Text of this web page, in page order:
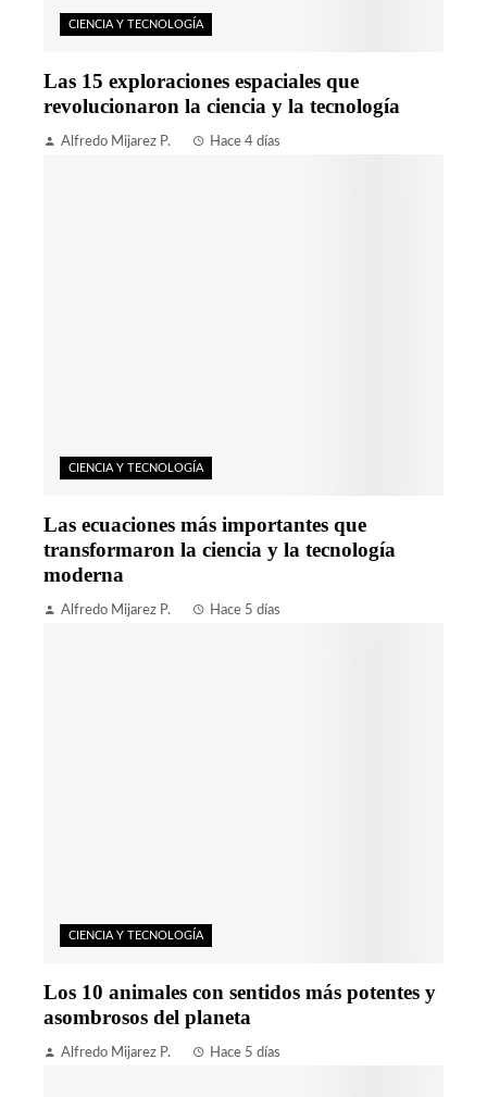
CIENCIA Y TECNOLOGÍA
Las 15 exploraciones espaciales que
revolucionaron la ciencia y la tecnología
Alfredo Mijarez P. Hace 4 días
CIENCIA Y TECNOLOGÍA
Las ecuaciones más importantes que
transformaron la ciencia y la tecnología
moderna
Alfredo Mijarez P. Hace 5 días
CIENCIA Y TECNOLOGÍA
Los 10 animales con sentidos más potentes y
asombrosos del planeta
Alfredo Mijarez P. Hace 5 días